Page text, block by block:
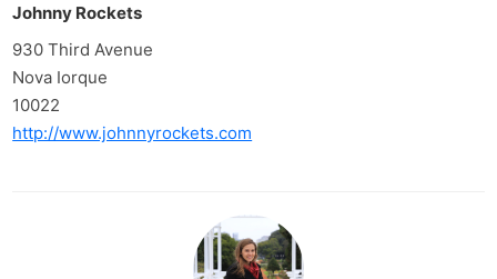
Johnny Rockets
930 Third Avenue
Nova Iorque
10022
http://www.johnnyrockets.com